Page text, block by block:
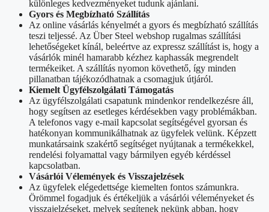
különleges kedvezményeket tudunk ajánlani.
Gyors és Megbízható Szállítás
Az online vásárlás kényelmét a gyors és megbízható szállítás
teszi teljessé. Az Über Steel webshop rugalmas szállítási
lehetőségeket kínál, beleértve az expressz szállítást is, hogy a
vásárlók minél hamarabb kézhez kaphassák megrendelt
termékeiket. A szállítás nyomon követhető, így minden
pillanatban tájékozódhatnak a csomagjuk útjáról.
Kiemelt Ügyfélszolgálati Támogatás
Az ügyfélszolgálati csapatunk mindenkor rendelkezésre áll,
hogy segítsen az esetleges kérdésekben vagy problémákban.
A telefonos vagy e-mail kapcsolat segítségével gyorsan és
hatékonyan kommunikálhatnak az ügyfelek velünk. Képzett
munkatársaink szakértő segítséget nyújtanak a termékekkel,
rendelési folyamattal vagy bármilyen egyéb kérdéssel
kapcsolatban.
Vásárlói Vélemények és Visszajelzések
Az ügyfelek elégedettsége kiemelten fontos számunkra.
Örömmel fogadjuk és értékeljük a vásárlói véleményeket és
visszajelzéseket, melyek segítenek nekünk abban, hogy